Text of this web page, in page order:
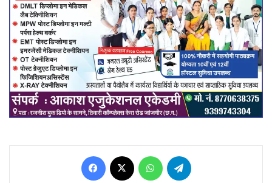
Facebook WhatsApp